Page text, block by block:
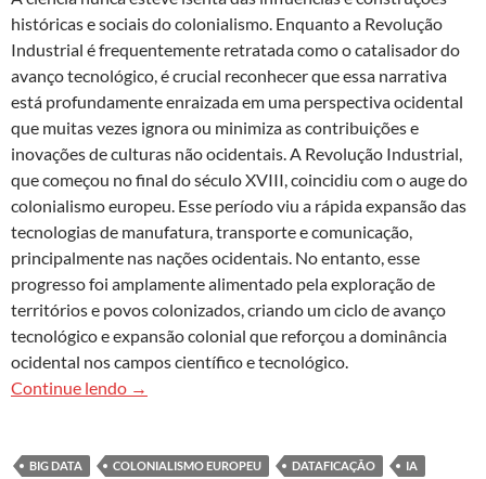
históricas e sociais do colonialismo. Enquanto a Revolução
Industrial é frequentemente retratada como o catalisador do
avanço tecnológico, é crucial reconhecer que essa narrativa
está profundamente enraizada em uma perspectiva ocidental
que muitas vezes ignora ou minimiza as contribuições e
inovações de culturas não ocidentais. A Revolução Industrial,
que começou no final do século XVIII, coincidiu com o auge do
colonialismo europeu. Esse período viu a rápida expansão das
tecnologias de manufatura, transporte e comunicação,
principalmente nas nações ocidentais. No entanto, esse
progresso foi amplamente alimentado pela exploração de
territórios e povos colonizados, criando um ciclo de avanço
tecnológico e expansão colonial que reforçou a dominância
ocidental nos campos científico e tecnológico.
Continue lendo Da neutralidade à IA decolonial
→
BIG DATA COLONIALISMO EUROPEU DATAFICAÇÃO
IA